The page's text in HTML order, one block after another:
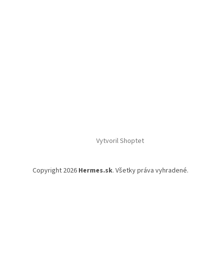
Vytvoril Shoptet
Copyright 2026 Hermes.sk. Všetky práva vyhradené.